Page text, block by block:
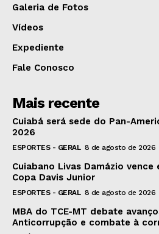
Galeria de Fotos
Vídeos
Expediente
Fale Conosco
Mais recente
Cuiabá será sede do Pan-
2026
ESPORTES - GERAL 8 de agosto de 2026
Cuiabano Livas Damázio
Copa Davis Junior
ESPORTES - GERAL 8 de agosto de 2026
MBA do TCE-MT debate
Anticorrupção e combate à